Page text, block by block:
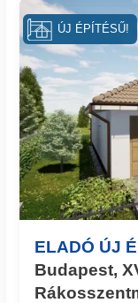
ELADÓ ÚJ
Budapest,
ÚJ ÉPÍTÉSŰ!